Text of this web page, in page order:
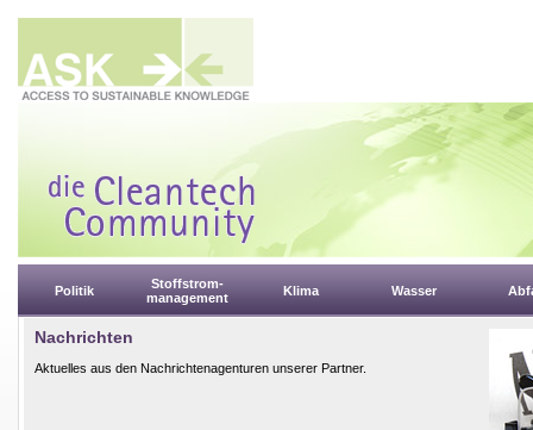
Politik
Stoffstrom-
management
Klima Wasser
Nachrichten
Aktuelles aus den Nachrichtenagenturen unserer Partner.